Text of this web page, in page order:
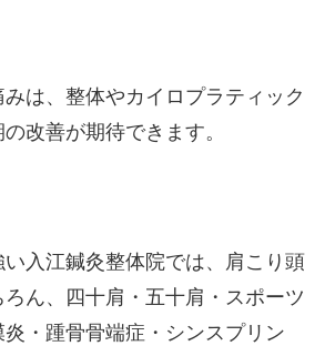
は、整体やカイロプラティック
改善が期待できます。
入江鍼灸整体院では、肩こり頭
ん、四十肩・五十肩・スポーツ
・踵骨骨端症・シンスプリン